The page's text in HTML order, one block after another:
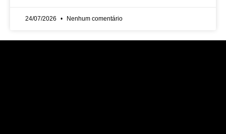
24/07/2026 Nenhum comentário